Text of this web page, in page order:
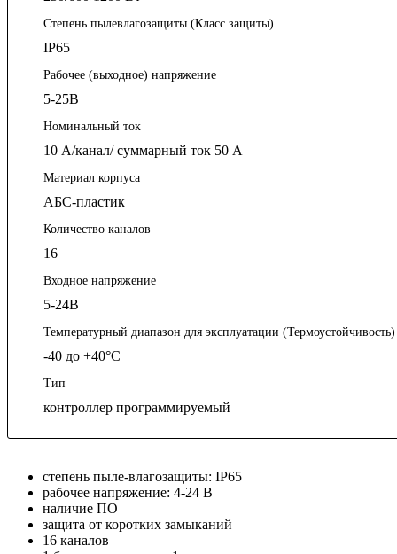
Нагрузка допустимая
250/600/1200 Вт
Степень пылевлагозащиты (Класс защиты)
IP65
Рабочее (выходное) напряжение
5-25В
Номинальный ток
10 А/канал/ суммарный ток 50 А
Материал корпуса
АБС-пластик
Количество каналов
16
Входное напряжение
5-24В
Температурный диапазон для эксплуатации (Термоустойчивость)
-40 до +40°C
степень пыле-влагозащиты: IP65
рабочее напряжение: 4-24 В